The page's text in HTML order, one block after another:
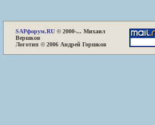
SAPфорум.RU © 2000-... Михаил
Вершков
Логотип © 2006 Андрей Горшков